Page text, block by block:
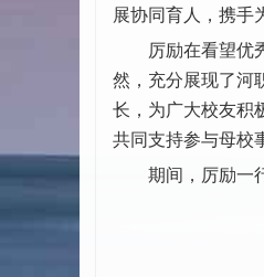
展协同育人，携手
厉励在看望优秀
然，充分展现了河
长，为广大校友积
共同支持参与母校
期间，厉励一行